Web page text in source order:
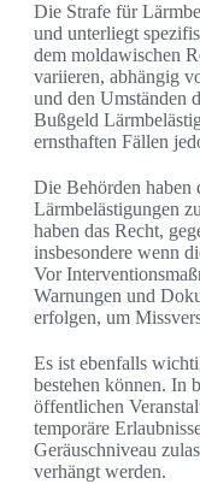
Die Strafe für
und unterliegt
dem moldawischen
variieren, abhängig
und den Umständen
Bußgeld
ernsthaften Fällen
Die Behörden haben
Lärmbelästigungen
haben das Recht,
insbesondere wenn
Vor
Warnungen und
erfolgen, um
Es ist ebenfalls
bestehen können. In
öffentlichen
temporäre
Geräuschniveau
verhängt werden.